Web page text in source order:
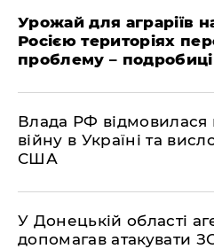
Урожай для аграріїв
Росією територіях
проблему –
Влада РФ
війну в Україні та
США
У Донецькій області
допомагав атакувати